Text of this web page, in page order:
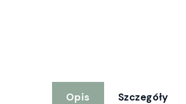
Opis Szczegóły